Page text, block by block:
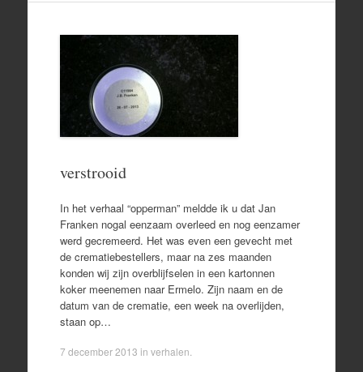
verstrooid
In het verhaal “opperman” meldde ik u dat Jan
Franken nogal eenzaam overleed en nog eenzamer
werd gecremeerd. Het was even een gevecht met
de crematiebestellers, maar na zes maanden
konden wij zijn overblijfselen in een kartonnen
koker meenemen naar Ermelo. Zijn naam en de
datum van de crematie, een week na overlijden,
staan op…
7 december 2013 in verhalen